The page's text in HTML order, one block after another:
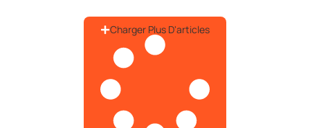
Charger Plus D'articles